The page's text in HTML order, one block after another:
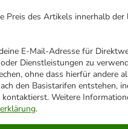
Preis des Artikels innerhalb der
E-Mail-Adresse für
Dienstleistungen zu
ohne dass hierfür andere
den Basistarifen entstehen,
kontaktierst. Weitere
.